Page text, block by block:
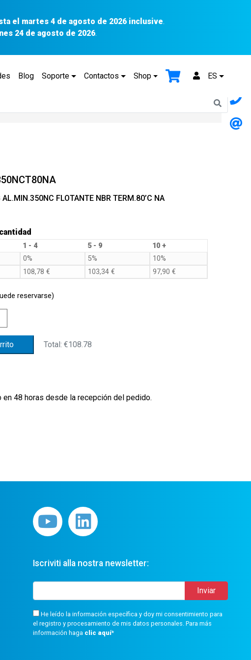
el martes 4 de agosto de 2026 inclusive.
24 de agosto de 2026.
Blog Soporte Contactos Shop ES
AL.MIN.350NC FLOTANTE NBR TERM.80’C NA
1 - 4 5 - 9
10 +
0% 5%
10%
108,78€ 103,34€ 97,90€
reservarse)
Total:€108.78
en 48 horas desde la recepción del pedido.
Iscriviti alla nostra newsletter:
He leído la información específica y doy mi consentimiento para
el registro y procesamiento de mis datos personales. Para más
información haga clic aquí*